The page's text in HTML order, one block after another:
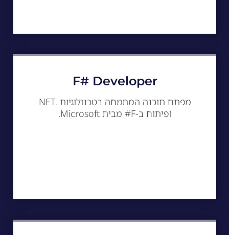
F# Developer
מפתח תוכנה המתמחה בטכנולוגיות .NET
ופיתוח ב-F# מבית Microsoft.